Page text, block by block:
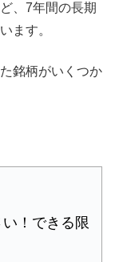
、7年間の長期
ます。
銘柄がいくつか
！できる限